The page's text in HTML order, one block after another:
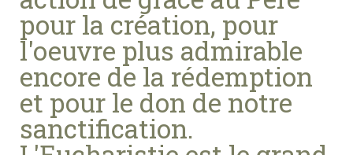
pour la création, pour
l'oeuvre plus admirable
encore de la rédemption
et pour le don de notre
sanctification.